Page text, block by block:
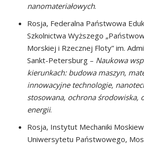
nanomateriałowych.
Rosja, Federalna Państwowa
Szkolnictwa Wyższego
Morskiej i Rzecznej Floty” im.
Sankt-Petersburg – Naukowa
kierunkach: budowa maszyn,
innowacyjne technologie,
stosowana, ochrona środowiska,
energii.
Rosja, Instytut Mechaniki
Uniwersytetu Państwowego,